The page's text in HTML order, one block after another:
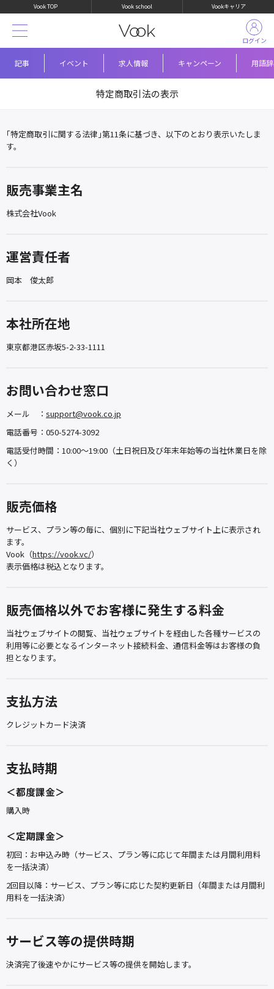
Vook TOP Vook school Vookキャリア
記事 イベント 求人情報 キャンペーン 用語
ログイン
特定商取引法の表示
｢特定商取引に関する法律｣第11条に基づき、以下のとおり表示いたしま
す。
販売事業主名
株式会社Vook
運営責任者
岡本 俊太郎
本社所在地
東京都港区赤坂5-2-33-1111
お問い合わせ窓口
メール ： support@vook.co.jp
電話番号：050-5274-3092
電話受付時間：10:00～19:00（土日祝日及び年末年始等の当社休業日を除
く）
販売価格
サービス、プラン等の毎に、個別に下記当社ウェブサイト上に表示され
ます。
Vook（https://vook.vc/）
表示価格は税込となります。
販売価格以外でお客様に発生する料金
当社ウェブサイトの閲覧、当社ウェブサイトを経由した各種サービスの
利用等に必要となるインターネット接続料金、通信料金等はお客様の負
担となります。
支払方法
クレジットカード決済
支払時期
＜都度課金＞
購入時
＜定期課金＞
初回：お申込み時（サービス、プラン等に応じて年間または月間利用料
を一括決済）
2回目以降：サービス、プラン等に応じた契約更新日（年間または月間利
用料を一括決済）
サービス等の提供時期
決済完了後速やかにサービス等の提供を開始します。